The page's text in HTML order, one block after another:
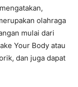
olahraga
mulai dari
Your Body atau
dan juga dapat